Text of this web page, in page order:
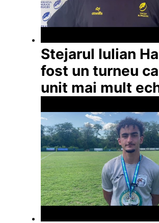
Stejarul Iulian
fost un turneu
unit mai mult